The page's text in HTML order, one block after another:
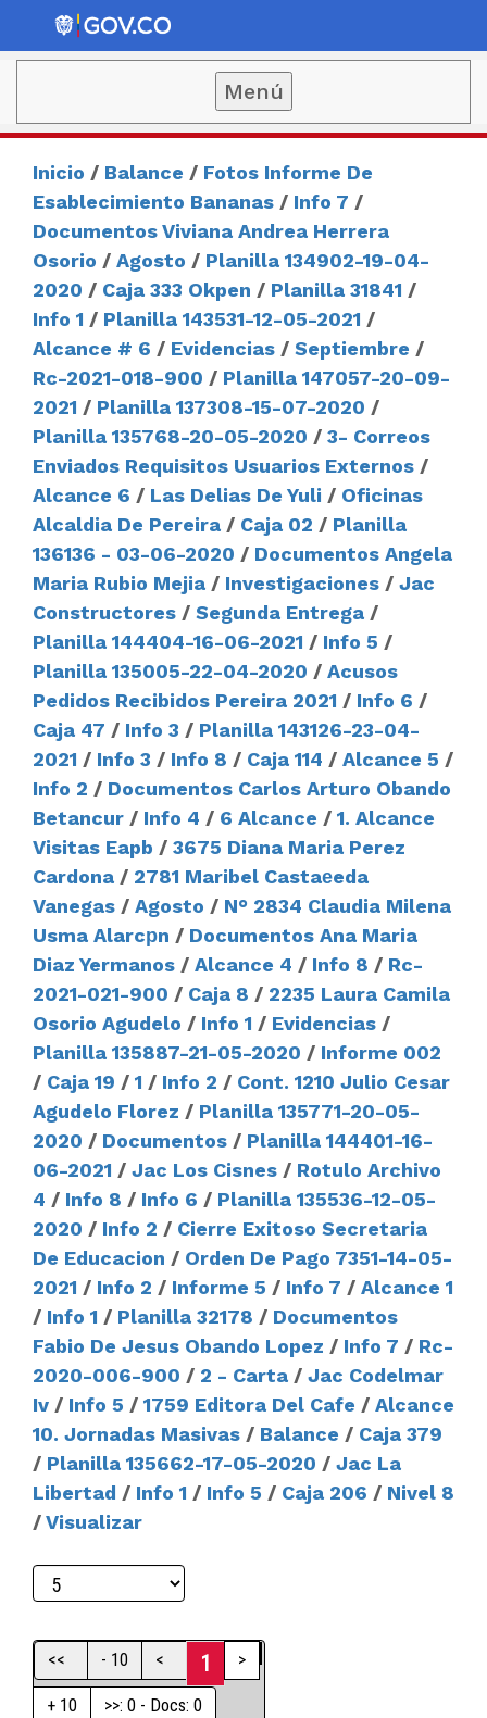
Menú
Inicio / Balance / Fotos Informe De
Esablecimiento Bananas / Info 7 /
Documentos Viviana Andrea Herrera
Osorio / Agosto / Planilla 134902-19-04-
2020 / Caja 333 Okpen / Planilla 31841 /
Info 1 / Planilla 143531-12-05-2021 /
Alcance # 6 / Evidencias / Septiembre /
Rc-2021-018-900 / Planilla 147057-20-09-
2021 / Planilla 137308-15-07-2020 /
Planilla 135768-20-05-2020 / 3- Correos
Enviados Requisitos Usuarios Externos /
Alcance 6 / Las Delias De Yuli / Oficinas
Alcaldia De Pereira / Caja 02 / Planilla
136136 - 03-06-2020 / Documentos Angela
Maria Rubio Mejia / Investigaciones / Jac
Constructores / Segunda Entrega /
Planilla 144404-16-06-2021 / Info 5 /
Planilla 135005-22-04-2020 / Acusos
Pedidos Recibidos Pereira 2021 / Info 6 /
Caja 47 / Info 3 / Planilla 143126-23-04-
2021 / Info 3 / Info 8 / Caja 114 / Alcance 5 /
Info 2 / Documentos Carlos Arturo Obando
Betancur / Info 4 / 6 Alcance / 1. Alcance
Visitas Eapb / 3675 Diana Maria Perez
Cardona / 2781 Maribel Castaеeda
Vanegas / Agosto / N° 2834 Claudia Milena
Usma Alarcрn / Documentos Ana Maria
Diaz Yermanos / Alcance 4 / Info 8 / Rc-
2021-021-900 / Caja 8 / 2235 Laura Camila
Osorio Agudelo / Info 1 / Evidencias /
Planilla 135887-21-05-2020 / Informe 002
/ Caja 19 / 1 / Info 2 / Cont. 1210 Julio Cesar
Agudelo Florez / Planilla 135771-20-05-
2020 / Documentos / Planilla 144401-16-
06-2021 / Jac Los Cisnes / Rotulo Archivo
4 / Info 8 / Info 6 / Planilla 135536-12-05-
2020 / Info 2 / Cierre Exitoso Secretaria
De Educacion / Orden De Pago 7351-14-05-
2021 / Info 2 / Informe 5 / Info 7 / Alcance 1
/ Info 1 / Planilla 32178 / Documentos
Fabio De Jesus Obando Lopez / Info 7 / Rc-
2020-006-900 / 2 - Carta / Jac Codelmar
Iv / Info 5 / 1759 Editora Del Cafe / Alcance
10. Jornadas Masivas / Balance / Caja 379
/ Planilla 135662-17-05-2020 / Jac La
Libertad / Info 1 / Info 5 / Caja 206 / Nivel 8
/Visualizar
<< - 10 < 1 >
+ 10 >>: 0 - Docs: 0